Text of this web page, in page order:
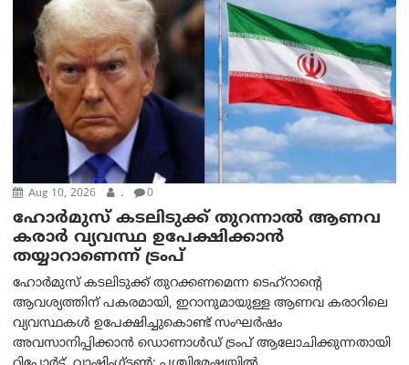
Aug 10, 2026 . 0
ഹോർമുസ് കടലിടുക്ക് തുറന്നാൽ ആണവ
കരാർ വ്യവസ്ഥ ഉപേക്ഷിക്കാൻ
തയ്യാറാണെന്ന് ട്രം‌പ്
ഹോർമുസ് കടലിടുക്ക് തുറക്കണമെന്ന ടെഹ്‌റാന്റെ
ആവശ്യത്തിന് പകരമായി, ഇറാനുമായുള്ള ആണവ കരാറിലെ
വ്യവസ്ഥകൾ ഉപേക്ഷിച്ചുകൊണ്ട് സംഘർഷം
അവസാനിപ്പിക്കാൻ ഡൊണാൾഡ് ട്രംപ് ആലോചിക്കുന്നതായി